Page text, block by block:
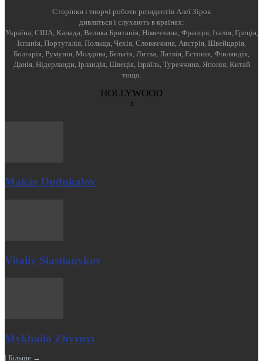
Cторінки і творчі роботи резидентів Алеї Зірок
дивляться і слухають в країнах:
Україна, США, Канада, Велика Британія, Німеччина, Франція, Італія, Греція,
Іспанія, Португалія, Польща, Чехія, Словаччина, Австрія, Швейцарія,
Болгарія, Румунія, Молдова, Бельгія, Литва, Латвія, Естонія, Фінляндія,
Данія, Нідерланди, Ірландія, Швеція, Ізраїль, Туреччина, Японія, Китай
тощо.
HOLLYWOOD
Makar Dudukalov
Vitaliy Slastianykov
Mykhailo Zhyrnyi
| Більше →